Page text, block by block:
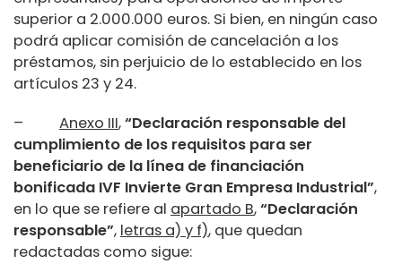
superior a 2.000.000 euros. Si bien, en ningún caso
podrá aplicar comisión de cancelación a los
préstamos, sin perjuicio de lo establecido en los
artículos 23 y 24.
– Anexo III,“Declaración responsable del
cumplimiento de los requisitos para ser
beneficiario de la línea de financiación
bonificada IVF Invierte Gran Empresa Industrial”,
en lo que se refiere al apartado B,“Declaración
responsable”, letras a) y f), que quedan
redactadas como sigue: